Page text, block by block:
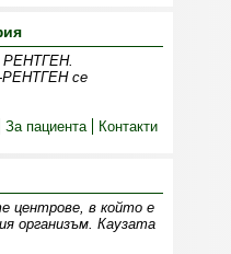
РЕНТГЕН.
РЕНТГЕН се
За пациента Контакти
центрове, в който е
организъм. Каузата